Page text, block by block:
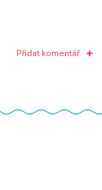
Přidat komentář